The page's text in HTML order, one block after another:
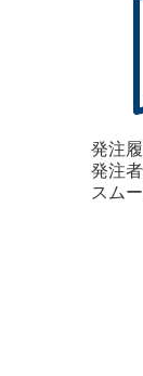
発注
発注
スム